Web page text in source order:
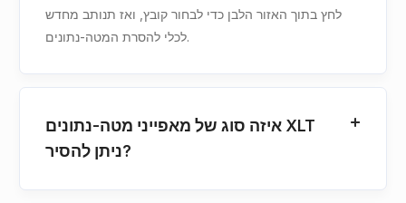
לחץ בתוך האזור הלבן כדי לבחור קובץ, ואז תנותב מחדש
לכלי להסרת המטה-נתונים.
איזה סוג של מאפייני מטה-נתונים XLT
ניתן להסיר?